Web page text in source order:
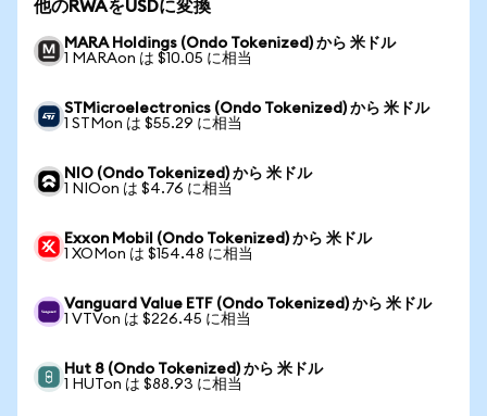
他のRWAをUSDに変換
MARA Holdings (Ondo Tokenized) から 米ドル
1 MARAon は $10.05 に相当
STMicroelectronics (Ondo Tokenized) から 米ドル
1 STMon は $55.29 に相当
NIO (Ondo Tokenized) から 米ドル
1 NIOon は $4.76 に相当
Exxon Mobil (Ondo Tokenized) から 米ドル
1 XOMon は $154.48 に相当
Vanguard Value ETF (Ondo Tokenized) から 米ドル
1 VTVon は $226.45 に相当
Hut 8 (Ondo Tokenized) から 米ドル
1 HUTon は $88.93 に相当